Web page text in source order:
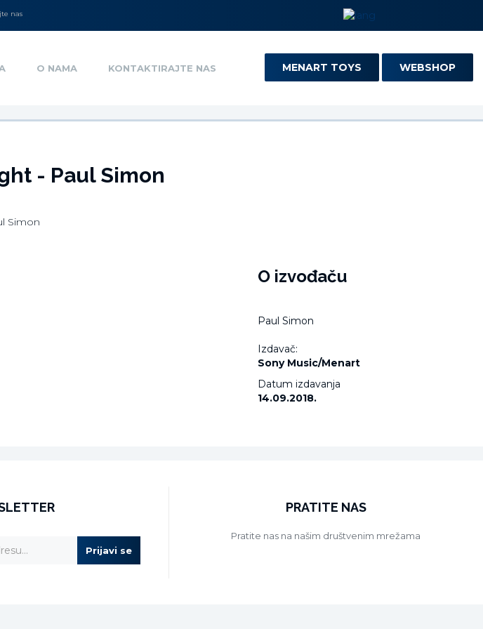
nas
O NAMA KONTAKTIRAJTE NAS MENART TOYS WEBSHOP
- Paul Simon
Simon
O izvođaču
Paul Simon
Izdavač:
Sony Music/Menart
Datum izdavanja
14.09.2018.
Prijavi se
PRATITE NAS
Pratite nas na našim društvenim mrežama